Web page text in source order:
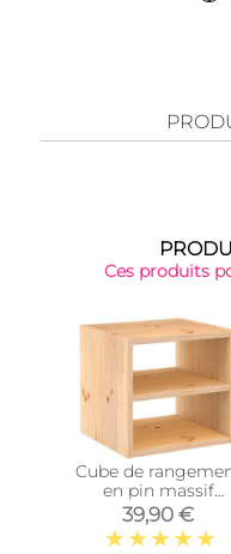
Ces produits
Cube de
en pin massif
Dinamic (Tablette
intermédiaire)
39,90 €